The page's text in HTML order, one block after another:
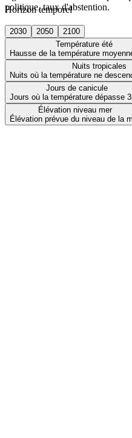
Horizon temporel
2030 2050
2100
Température été
Hausse de la température
Nuits tropicales
Nuits où la température ne
Jours de canicule
Jours où la température dépasse
Élévation niveau mer
Élévation prévue du niveau de la
politique, taux d'abstention.